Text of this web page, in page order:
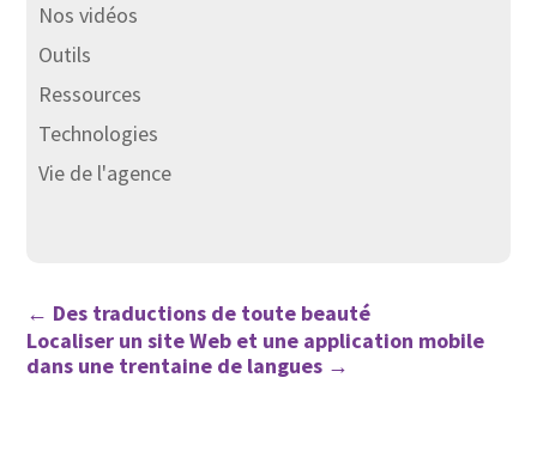
Nos vidéos
Outils
Ressources
Technologies
Vie de l'agence
← Des traductions de toute beauté
Localiser un site Web et une application mobile
dans une trentaine de langues →